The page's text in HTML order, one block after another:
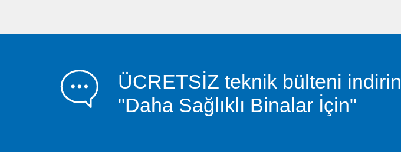
ÜCRETSİZ teknik bülteni indirin
"Daha Sağlıklı Binalar İçin"